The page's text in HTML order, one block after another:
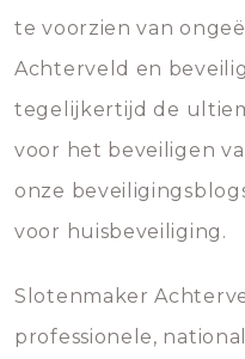
te voorzien van
Achterveld en
tegelijkertijd de
voor het beveiligen
onze
voor huisbeveiliging.
Slotenmaker
professionele,